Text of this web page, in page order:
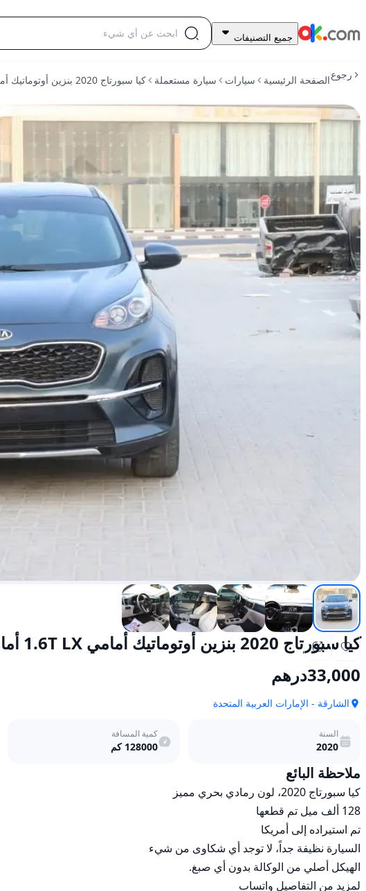
33,000
كيا
2020
بنزين
LX
أمامي
مستعمل
جميع التصنيفات
رجوعالصفحة الرئيسية سيارات سيارة مستعملة كيا سبورتاج 2020 بنزين أوتوماتيك أمامي 1.6T LX أمامي
كيا سبورتاج 2020 بنزين أوتوماتيك أمامي 1.6T LX أمامي
33,000درهم
الشارقة - الإمارات العربية المتحدة
السنة
2020
كمية المسافة
128000 كم
ملاحظة البائع